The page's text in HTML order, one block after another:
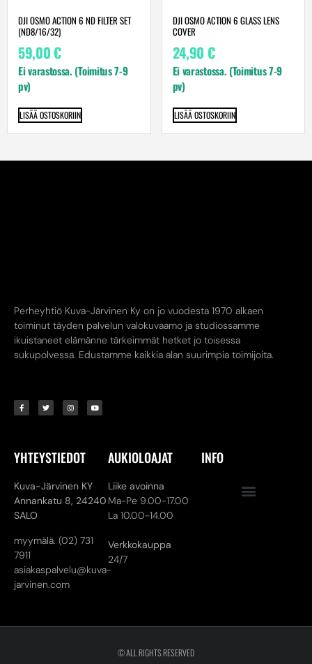
DJI OSMO ACTION 6 ND FILTER SET
(ND8/16/32)
59,00€
Ei varastossa. (Toimitus 7-9
pv)
LISÄÄ OSTOSKORIIN
DJI OSMO ACTION 6 GLASS LENS
COVER
24,90 €
Ei varastossa. (Toimitus 7-9
pv)
LISÄÄ OSTOSKORIIN
Perheyhtiö Kuva-Järvinen Ky on jo vuodesta 1970 alkaen
toiminut täyden palvelun valokuvaamo ja studiossamme
ikuistaneet elämänne tärkeimmät hetket jo toisessa
sukupolvessa. Edustamme kaikkia alan suurimpia toimijoita.
YHTEYSTIEDOT
Kuva-Järvinen KY
Annankatu 8, 24240
SALO
myymälä. (02) 731
7911
asiakaspalvelu@kuva-
jarvinen.com
AUKIOLOAJAT
Liike avoinna
Ma-Pe 9.00-17.00
La 10.00-14.00
Verkkokauppa
24/7
INFO
© ALL RIGHTS RESERVED